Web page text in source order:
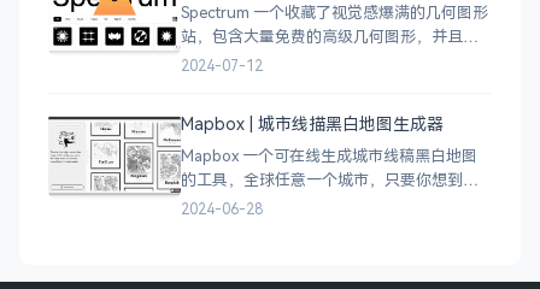
Spectrum 一个收藏了视觉感爆满的几何图形
站，包含大量免费的高级几何图形，并且每
周都会更新 100 个几何图案，不断的完善能
2024-07-12
Mapbox | 城市线描黑白地图生成器
Mapbox 一个可在线生成城市线稿黑白地图
的工具，全球任意一个城市，只要你想到的
城市，直接搜索城市名称，自动生成该城市
2024-06-28